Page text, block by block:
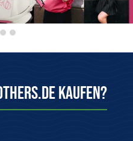
kaufen?